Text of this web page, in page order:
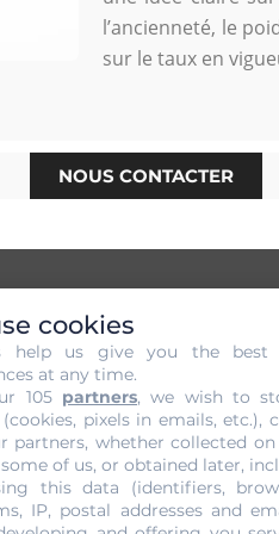
l’ancienneté, le
sur le taux en
NOUS CONTACTER
or. Nous sommes
en jeu. Cependant c’est
et efficace. Ainsi,
aptitudes spécifiques
cookies
help us give you the best
at any time.
105 partners, we wish to
(cookies, pixels in emails,
partners, whether collected
of us, or obtained later,
this data (identifiers,
IP, postal addresses and